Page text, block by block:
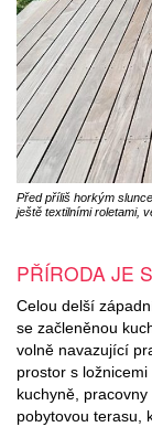
Před příliš horkým
ještě textilními roletami,
PŘÍRODA JE
Celou delší
se začleněnou
volně navazující
prostor s
kuchyně,
pobytovou terasu,